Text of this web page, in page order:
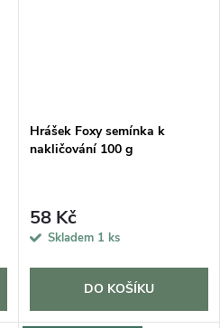
Hrášek Foxy semínka k
nakličování 100 g
58 Kč
Skladem 1 ks
DO KOŠÍKU